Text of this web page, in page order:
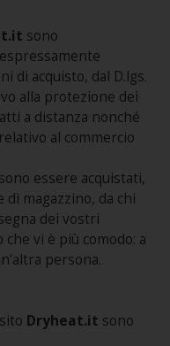
sono
di acquisto, dal D.lgs.
alla protezione dei
a distanza nonché
al commercio
essere acquistati,
magazzino, da chi
dei vostri
vi è più comodo: a
persona.
Dryheat.it sono